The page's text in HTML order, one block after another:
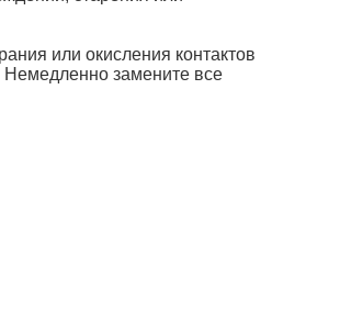
или окисления контактов
Немедленно замените все